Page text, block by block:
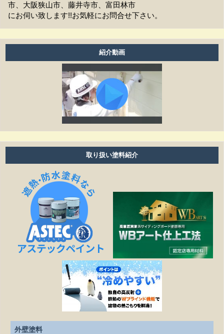
工事前の近隣への挨拶はどうなりますか？
お支払方法は現金ですか？
アフターフォローはどうなっていますか？
養生ビニールがしてある時は、換気扇・お風呂・エアコ
ン等は普通に使えますか？
工事期間はどのくらいありますか？
塗り替えは何年ぐらいで必要ですか？
雨の日も作業しますか？
細かい壁のひび割れはきれいになりますか？
見積もりの金額より高くなることはありますか？
作業日程が延びたら、金額は変わりますか？
塗装工事以外の修繕工事も可能ですか？
どこまでが無料相談になるのですか？
施工は下請け業者に依頼されるのですか？
見積もりを依頼する際、必要なものはありますか？
市、大阪狭山市、藤井寺市、富田林市
にお伺い致します!!お気軽にお問合せ下さい。
紹介動画
取り扱い塗料紹介
外壁塗料